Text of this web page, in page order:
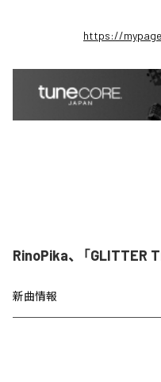
https://
RinoPika、「GLITTER
新曲情報